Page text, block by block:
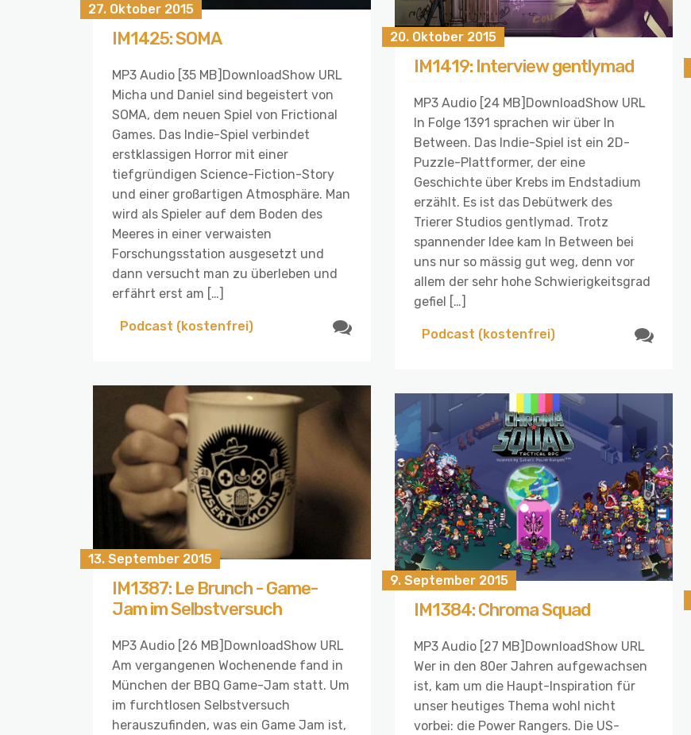
27. Oktober 2015
IM1425: SOMA
MP3 Audio [35 MB]DownloadShow URL
Micha und Daniel sind begeistert von
SOMA, dem neuen Spiel von Frictional
Games. Das Indie-Spiel verbindet
erstklassigen Horror mit einer
tiefgründigen Science-Fiction-Story
und einer großartigen Atmosphäre. Man
wird als Spieler auf dem Boden des
Meeres in einer verwaisten
Forschungsstation ausgesetzt und
dann versucht man zu überleben und
erfährt erst am […]
Podcast (kostenfrei)
20. Oktober 2015
IM1419: Interview gentlymad
MP3 Audio [24 MB]DownloadShow URL
In Folge 1391 sprachen wir über In
Between. Das Indie-Spiel ist ein 2D-
Puzzle-Plattformer, der eine
Geschichte über Krebs im Endstadium
erzählt. Es ist das Debütwerk des
Trierer Studios gentlymad. Trotz
spannender Idee kam In Between bei
uns nur so mässig gut weg, denn vor
allem der sehr hohe Schwierigkeitsgrad
gefiel […]
Podcast (kostenfrei)
13. September 2015
IM1387: Le Brunch - Game-
Jam im Selbstversuch
MP3 Audio [26 MB]DownloadShow URL
Am vergangenen Wochenende fand in
München der BBQ Game-Jam statt. Um
im furchtlosen Selbstversuch
herauszufinden, was ein Game Jam ist,
9. September 2015
IM1384: Chroma Squad
MP3 Audio [27 MB]DownloadShow URL
Wer in den 80er Jahren aufgewachsen
ist, kam um die Haupt-Inspiration für
unser heutiges Thema wohl nicht
vorbei: die Power Rangers. Die US-